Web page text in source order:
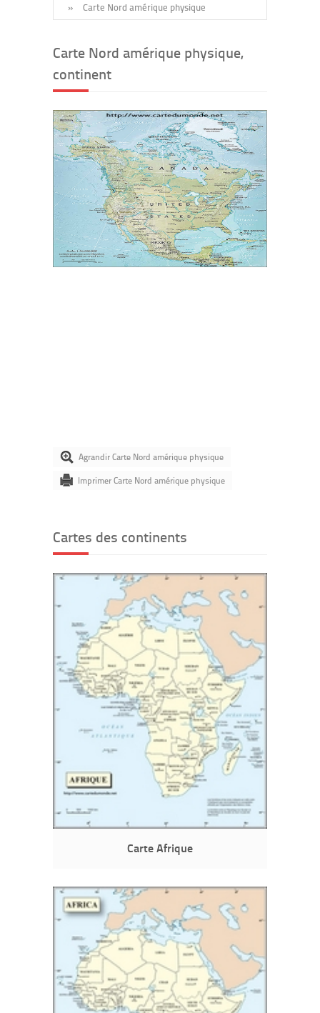
» Carte Nord amérique physique
Carte Nord amérique physique,
continent
Agrandir Carte Nord amérique physique
Imprimer Carte Nord amérique physique
Cartes des continents
Carte Afrique